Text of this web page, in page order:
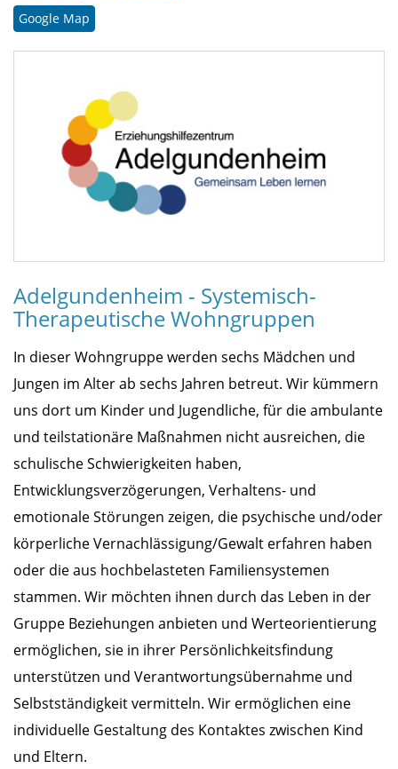
Google Map
Adelgundenheim - Systemisch-
Therapeutische Wohngruppen
In dieser Wohngruppe werden sechs Mädchen und
Jungen im Alter ab sechs Jahren betreut. Wir kümmern
uns dort um Kinder und Jugendliche, für die ambulante
und teilstationäre Maßnahmen nicht ausreichen, die
schulische Schwierigkeiten haben,
Entwicklungsverzögerungen, Verhaltens- und
emotionale Störungen zeigen, die psychische und/oder
körperliche Vernachlässigung/Gewalt erfahren haben
oder die aus hochbelasteten Familiensystemen
stammen. Wir möchten ihnen durch das Leben in der
Gruppe Beziehungen anbieten und Werteorientierung
ermöglichen, sie in ihrer Persönlichkeitsfindung
unterstützen und Verantwortungsübernahme und
Selbstständigkeit vermitteln. Wir ermöglichen eine
individuelle Gestaltung des Kontaktes zwischen Kind
und Eltern.